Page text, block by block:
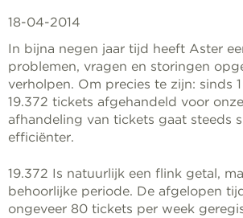
18-04-2014
In bijna negen jaar tijd heeft Aster
problemen, vragen en storingen
verholpen. Om precies te zijn: sinds
19.372 tickets afgehandeld voor
afhandeling van tickets gaat steeds
efficiënter.
19.372 Is natuurlijk een flink getal,
behoorlijke periode. De afgelopen
ongeveer 80 tickets per week